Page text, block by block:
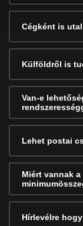
Cégként is
Külföldről is
Van-e
Lehet postai
Miért vannak
Hírlevélre